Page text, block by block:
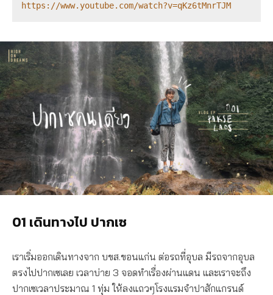
https://www.youtube.com/watch?v=qKz6tMnrTJM
01 เดินทางไป ปากเซ
เราเริ่มออกเดินทางจาก บขส.ขอนแก่น ต่อรถที่อุบล มีรถจากอุบล
ตรงไปปากเซเลย เวลาบ่าย 3 จอดทำเรื่องผ่านแดน และเราจะถึง
ปากเซเวลาประมาณ 1 ทุ่ม ให้ลงแถวๆโรงแรมจำปาสักแกรนด์